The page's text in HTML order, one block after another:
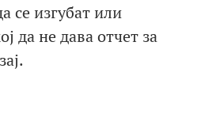
се изгубат или
да не дава отчет за